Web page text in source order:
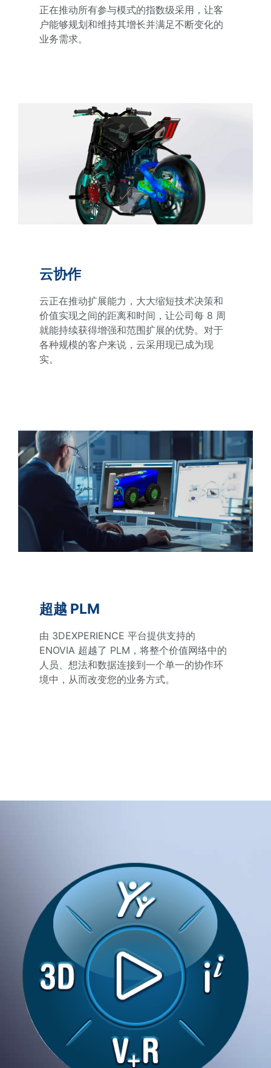
正在推动所有参与模式的指数级采用，让客
户能够规划和维持其增长并满足不断变化的
业务需求。
云协作
云正在推动扩展能力，大大缩短技术决策和
价值实现之间的距离和时间，让公司每 8 周
就能持续获得增强和范围扩展的优势。对于
各种规模的客户来说，云采用现已成为现
实。
超越 PLM
由 3DEXPERIENCE 平台提供支持的
ENOVIA 超越了 PLM，将整个价值网络中的
人员、想法和数据连接到一个单一的协作环
境中，从而改变您的业务方式。